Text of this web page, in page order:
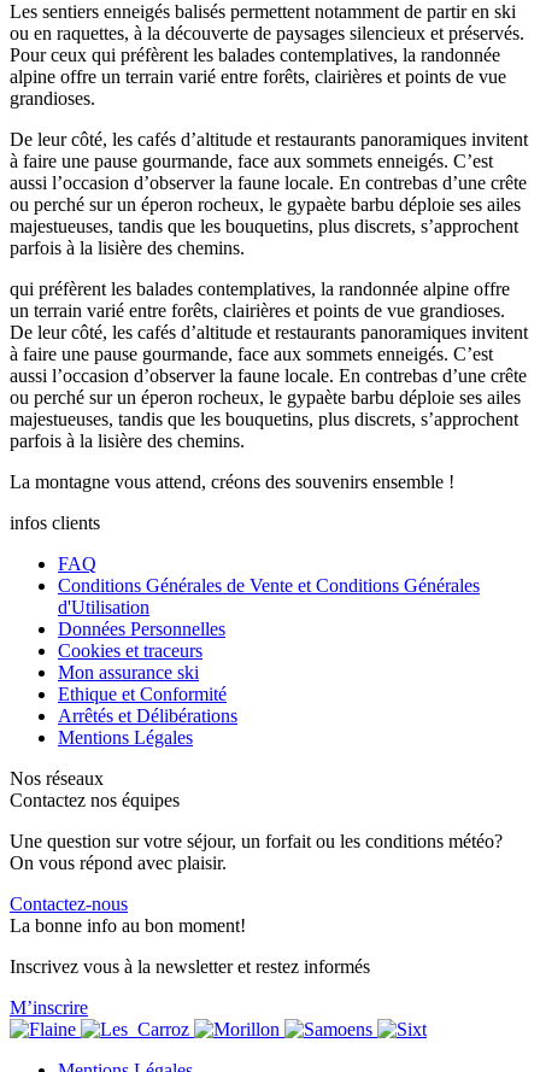
Les sentiers enneigés balisés permettent notamment de partir en ski
ou en raquettes, à la découverte de paysages silencieux et préservés.
Pour ceux qui préfèrent les balades contemplatives, la randonnée
alpine offre un terrain varié entre forêts, clairières et points de vue
grandioses.
De leur côté, les cafés d’altitude et restaurants panoramiques invitent
à faire une pause gourmande, face aux sommets enneigés. C’est
aussi l’occasion d’observer la faune locale. En contrebas d’une crête
ou perché sur un éperon rocheux, le gypaète barbu déploie ses ailes
majestueuses, tandis que les bouquetins, plus discrets, s’approchent
parfois à la lisière des chemins.
qui préfèrent les balades contemplatives, la randonnée alpine offre
un terrain varié entre forêts, clairières et points de vue grandioses.
De leur côté, les cafés d’altitude et restaurants panoramiques invitent
à faire une pause gourmande, face aux sommets enneigés. C’est
aussi l’occasion d’observer la faune locale. En contrebas d’une crête
ou perché sur un éperon rocheux, le gypaète barbu déploie ses ailes
majestueuses, tandis que les bouquetins, plus discrets, s’approchent
parfois à la lisière des chemins.
La montagne vous attend, créons des souvenirs ensemble !
infos clients
FAQ
Conditions Générales de Vente et Conditions Générales
d'Utilisation
Données Personnelles
Cookies et traceurs
Mon assurance ski
Ethique et Conformité
Arrêtés et Délibérations
Mentions Légales
Nos réseaux
Contactez nos équipes
Une question sur votre séjour, un forfait ou les conditions météo?
On vous répond avec plaisir.
Contactez-nous
La bonne info au bon moment!
Inscrivez vous à la newsletter et restez informés
M’inscrire